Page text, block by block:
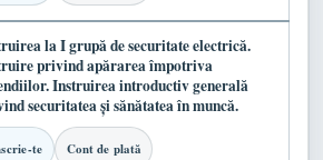
la I grupă de securitate electrică.
privind apărarea împotriva
Instruirea introductiv generală
securitatea și sănătatea în muncă.
te Cont de plată